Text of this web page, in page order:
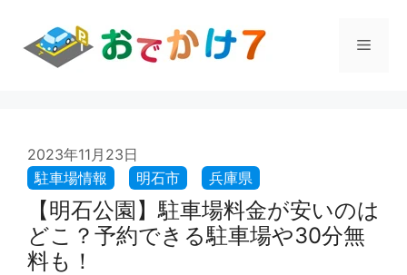
メ
ー
2023年11月23日
【明石公園】駐車場料金が安いのは
どこ？予約できる駐車場や30分無
料も！